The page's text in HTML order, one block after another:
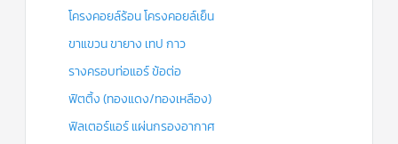
โครงคอยล์ร้อน โครงคอยล์เย็น
ขาแขวน ขายาง เทป กาว
รางครอบท่อแอร์ ข้อต่อ
ฟิตติ้ง (ทองแดง/ทองเหลือง)
ฟิลเตอร์แอร์ แผ่นกรองอากาศ